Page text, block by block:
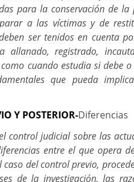
para la conservación de la
a las víctimas y de
ser tenidos en cuenta
allanado, registrado,
cuando estudia si debe
que pueda
Y POSTERIOR-Diferencias
control judicial sobre las
entre el que opera
del control previo,
de la investigación, las